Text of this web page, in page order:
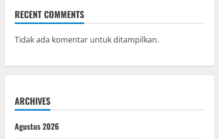
RECENT COMMENTS
Tidak ada komentar untuk ditampilkan.
ARCHIVES
Agustus 2026